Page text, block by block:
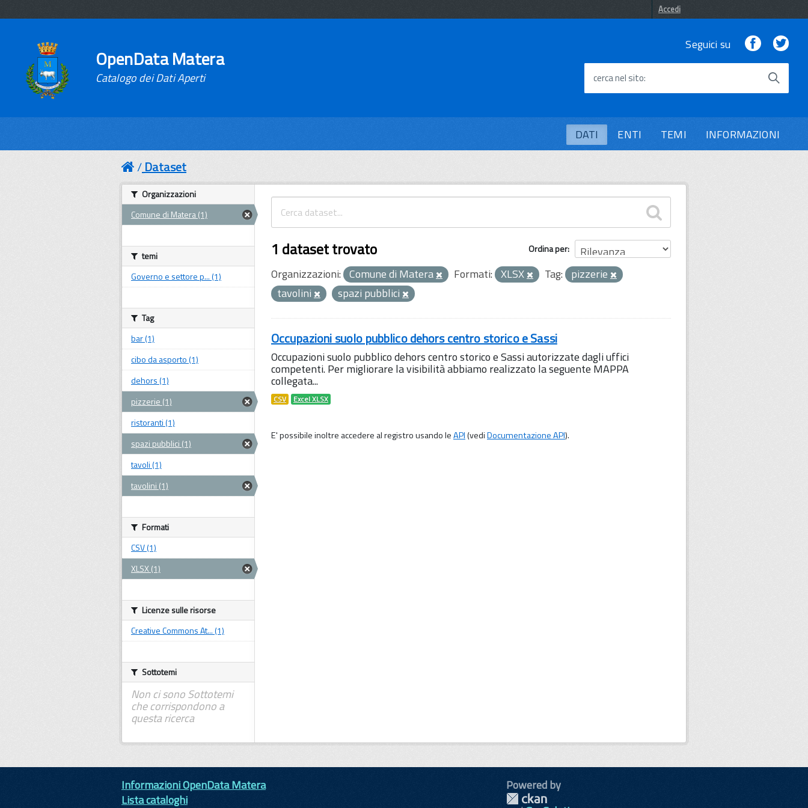
Accedi
OpenData Matera
Catalogo dei Dati Aperti
Seguici su Facebook
cerca nel sito
DATI ENTI TEMI INFORMAZIONI
Dataset
Ordina per
1 dataset trovato
Organizzazioni: Comune di Matera Formati: XLSX Tag: pizzerie
tavolini
spazi pubblici
Occupazioni suolo pubblico dehors centro storico e Sassi
Occupazioni suolo pubblico dehors centro storico e Sassi autorizzate dagli uffici
competenti. Per migliorare la visibilità abbiamo realizzato la seguente MAPPA
collegata...
CSV Excel XLSX
E' possibile inoltre accedere al registro usando leAPI(vediDocumentazione API).
Organizzazioni
Comune di Matera (1)
temi
Governo e settore p... (1)
Tag
bar (1)
cibo da asporto (1)
dehors (1)
pizzerie (1)
ristoranti (1)
spazi pubblici (1)
tavoli (1)
tavolini (1)
Formati
CSV (1)
XLSX (1)
Licenze sulle risorse
Creative Commons At... (1)
Sottotemi
Non ci sono Sottotemi
che corrispondono a
questa ricerca
Informazioni OpenData Matera
Lista cataloghi
Powered by